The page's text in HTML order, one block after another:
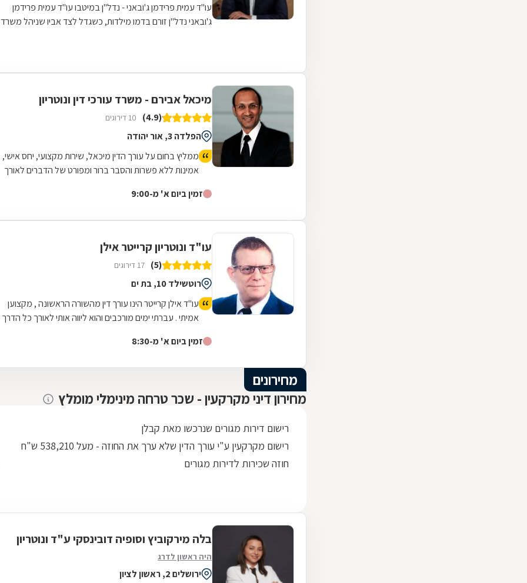
עו"ד עמית פרידמן ג'ובאני - נדל"ן במיטבו עו"ד עמית פרידמן
ג'ובאני נדל"ן זורם בדמו מילדות, כשגדל לצד אביו שניהל משרד
מיכאל אבירם - משרד עורכי דין ונוטריון
(4.9) 10 דירוגים
הפלדה 3, אור יהודה
ממליץ בחום על עורך הדין מיכאל, שירות מקצועי, יחס אישי,
אמינות ללא פשרות והסבר ברור ומפורט של הדברים לאורך
זמין ביום א' מ-9:00
עו"ד ונוטריון קרייטר אילן
(5) 17 דירוגים
רוטשילד 10, בת ים
עו"ד אילן קרייטר הינו עורך דין מהשורה הראשונה , מקצוען
אמיתי . עברתי ימים מורכבים והוא ליווה אותי לאורך כל הדרך
תמיד גם בשעות לא שיגרתיות ואפילו בשבת . כל עצה שלו
זמין ביום א' מ-8:30
מחירונים
מחירון דיני מקרקעין - שכר טרחה מינימלי מומלץ
רישום דירות מגורים שנרכשו מאת קבלן
רישום מקרקעין ע"י עורך הדין שלא ערך את החוזה - מעל 538,210 ש"ח
חוזה שכירות לדירות מגורים
בלה מירקוביץ וסופיה דובינסקי ע"ד ונוטריון
היה ראשון לדרג
ירושלים 2, ראשון לציון